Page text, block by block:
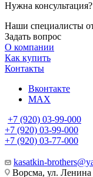
Нужна консультация?
Наши специалисты
Задать вопрос
О компании
Как купить
Контакты
Вконтакте
MAX
+7 (920) 03-99-000
+7 (920) 03-99-000
+7 (920) 03-77-000
kasatkin-
Ворсма, ул. Ленина